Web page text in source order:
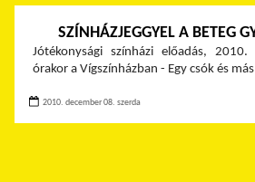
SZÍNHÁZJEGGYEL A BETEG
Jótékonysági színházi előadás,
órakor a Vígszínházban - Egy csók és
2010. december 08. szerda